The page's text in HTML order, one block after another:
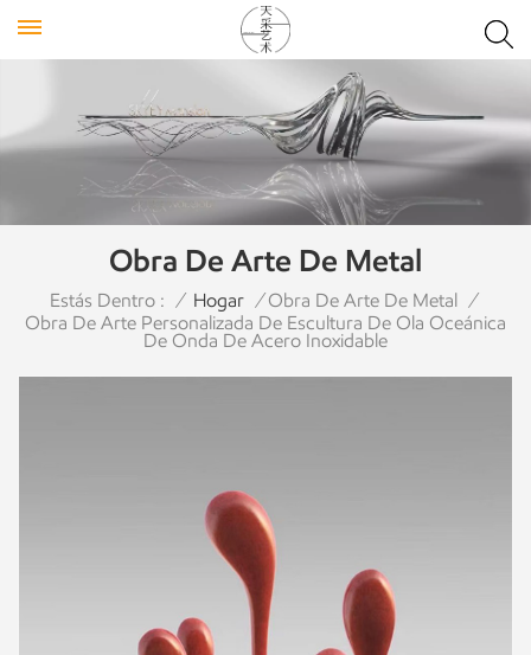
Obra De Arte De Metal
Estás Dentro : / Hogar / Obra De Arte De Metal /
Obra De Arte Personalizada De Escultura De Ola Oceánica
De Onda De Acero Inoxidable